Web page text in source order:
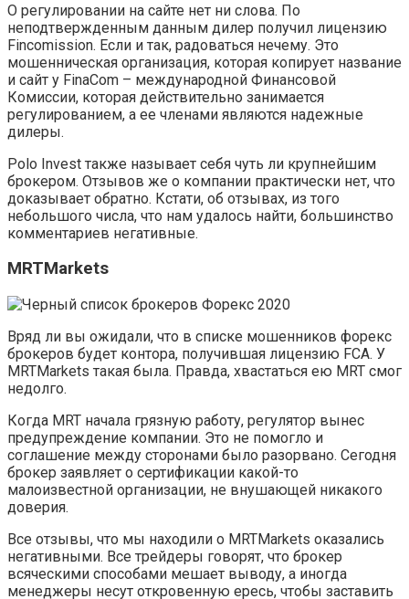
О регулировании на сайте нет ни слова. По
неподтвержденным данным дилер получил лицензию
Fincomission. Если и так, радоваться нечему. Это
мошенническая организация, которая копирует название
и сайт у FinaCom – международной Финансовой
Комиссии, которая действительно занимается
регулированием, а ее членами являются надежные
дилеры.
Polo Invest также называет себя чуть ли крупнейшим
брокером. Отзывов же о компании практически нет, что
доказывает обратно. Кстати, об отзывах, из того
небольшого числа, что нам удалось найти, большинство
комментариев негативные.
MRTMarkets
Вряд ли вы ожидали, что в списке мошенников форекс
брокеров будет контора, получившая лицензию FCA. У
MRTMarkets такая была. Правда, хвастаться ею MRT смог
недолго.
Когда MRT начала грязную работу, регулятор вынес
предупреждение компании. Это не помогло и
соглашение между сторонами было разорвано. Сегодня
брокер заявляет о сертификации какой-то
малоизвестной организации, не внушающей никакого
доверия.
Все отзывы, что мы находили о MRTMarkets оказались
негативными. Все трейдеры говорят, что брокер
всяческими способами мешает выводу, а иногда
менеджеры несут откровенную ересь, чтобы заставить